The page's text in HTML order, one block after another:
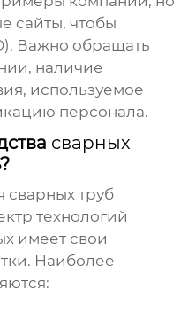
сайты, чтобы
Важно обращать
наличие
используемое
персонала.
сварных
сварных труб
технологий
имеет свои
Наиболее